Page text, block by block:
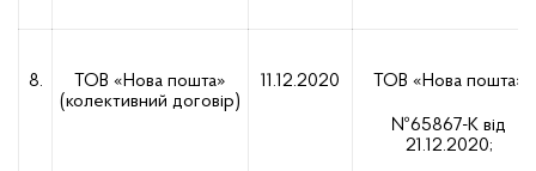
8.
ТОВ «Нова пошта»
(колективний договір)
11.12.2020 ТОВ «Нова пошта»
№65867-К від
21.12.2020;